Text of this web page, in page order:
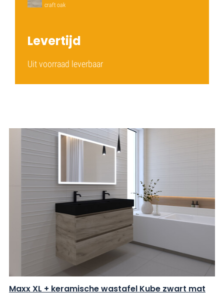
craft oak
Levertijd
Uit voorraad leverbaar
Maxx XL + keramische wastafel Kube zwart mat